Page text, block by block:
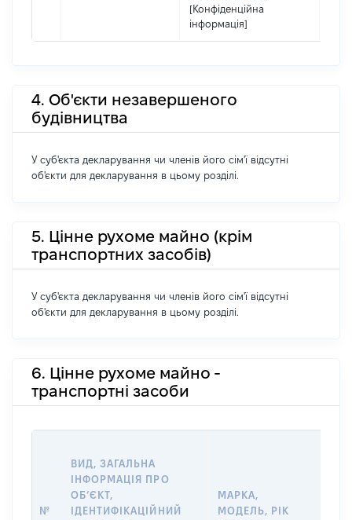
[Конфіденційна
інформація]
4. Об'єкти незавершеного
будівництва
У суб'єкта декларування чи членів його сім'ї відсутні
об'єкти для декларування в цьому розділі.
5. Цінне рухоме майно (крім
транспортних засобів)
У суб'єкта декларування чи членів його сім'ї відсутні
об'єкти для декларування в цьому розділі.
6. Цінне рухоме майно -
транспортні засоби
№
ВИД, ЗАГАЛЬНА
ІНФОРМАЦІЯ ПРО
ОБʼЄКТ,
ІДЕНТИФІКАЦІЙНИЙ
МАРКА,
МОДЕЛЬ, РІК